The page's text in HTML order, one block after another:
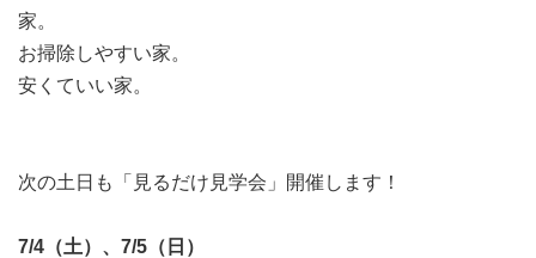
家。
お掃除しやすい家。
安くていい家。
次の土日も「見るだけ見学会」開催します！
7/4（土）、7/5（日）